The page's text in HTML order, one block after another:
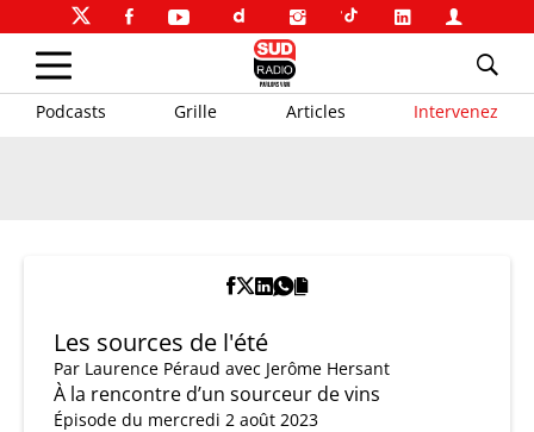
Podcasts Grille Articles Intervenez
Les sources de l'été
Par Laurence Péraud avec Jerôme Hersant
À la rencontre d’un sourceur de vins
Épisode du mercredi 2 août 2023